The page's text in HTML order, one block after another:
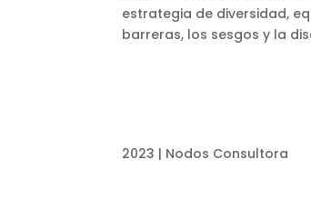
estrategia de diversidad,
barreras, los sesgos y la
2023 | Nodos Consultora